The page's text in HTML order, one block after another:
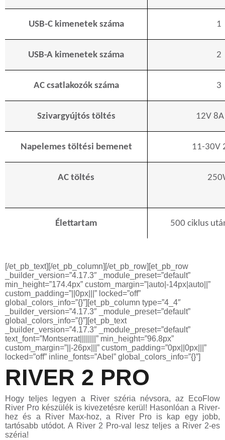
USB-C kimenetek száma 1
USB-A kimenetek száma 2
AC csatlakozók száma 3
Szivargyújtós töltés 12V
Napelemes töltési bemenet 11-30V
AC töltés
Élettartam 500 ciklus
[/et_pb_text][/et_pb_column][/et_pb_row][et_pb_row
_builder_version=”4.17.3″ _module_preset=”default”
min_height=”174.4px” custom_margin=”|auto|-14px|auto||”
custom_padding=”||0px|||” locked=”off”
global_colors_info=”{}”][et_pb_column type=”4_4″
_builder_version=”4.17.3″ _module_preset=”default”
global_colors_info=”{}”][et_pb_text
_builder_version=”4.17.3″ _module_preset=”default”
text_font=”Montserrat||||||||” min_height=”96.8px”
custom_margin=”||-26px|||” custom_padding=”0px||0px|||”
locked=”off” inline_fonts=”Abel” global_colors_info=”{}”]
RIVER 2 PRO
Hogy teljes legyen a River széria névsora, az EcoFlow
River Pro készülék is kivezetésre kerül! Hasonlóan a River-
hez és a River Max-hoz, a River Pro is kap egy jobb,
tartósabb utódot. A River 2 Pro-val lesz teljes a River 2-es
széria!